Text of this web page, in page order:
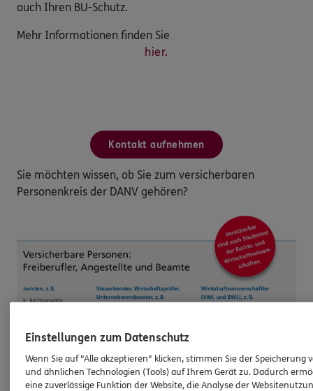
auch Ihren BU-Schutz.
Mehr Informationen finden Sie
hier.
Kontakt aufnehmen
Sie möchten wissen, ob Sie zum versicherbaren
Personenkreis der DANV gehören?
Einstellungen zum Datenschutz
Wenn Sie auf "Alle akzeptieren" klicken, stimmen Sie der Speicherung
und ähnlichen Technologien (Tools) auf Ihrem Gerät zu. Dadurch
eine zuverlässige Funktion der Website, die Analyse der